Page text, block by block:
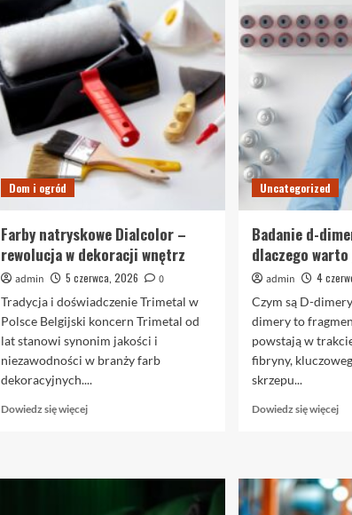
Dom i ogród
Farby natryskowe Dialcolor –
rewolucja w dekoracji wnętrz
admin 5 czerwca, 2026
0
Tradycja i doświadczenie Trimetal w
Polsce Belgijski koncern Trimetal od
lat stanowi synonim jakości i
niezawodności w branży farb
dekoracyjnych....
Dowiedz się więcejDowiedz
Uncategorized
Badanie d-
dlaczego
admin 4
Czym są D-
dimery to
powstają w
fibryny,
skrzepu...
Dowiedz się więcej
d-